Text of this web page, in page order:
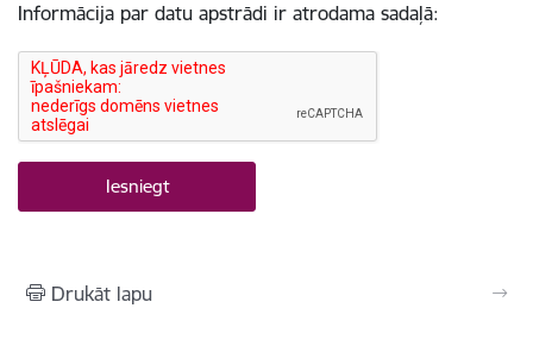
Informācija par datu apstrādi ir atrodama sadaļā:
Drukāt lapu